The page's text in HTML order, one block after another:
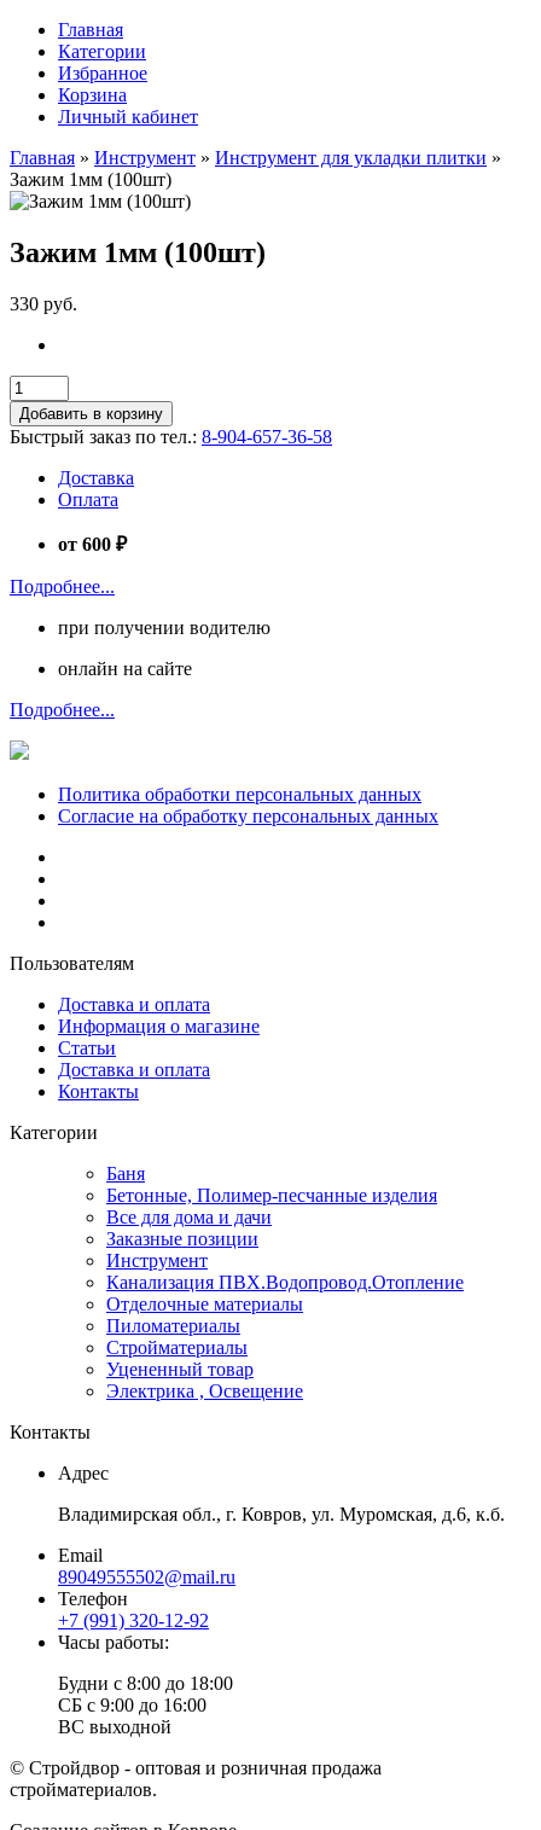
Главная
Категории
Избранное
Корзина
Личный кабинет
Главная » Инструмент » Инструмент для укладки плитки »
Зажим 1мм (100шт)
Зажим 1мм (100шт)
330 руб.
Добавить в корзину
Быстрый заказ по тел.: 8-904-657-36-58
Доставка
Оплата
от 600 ₽
Подробнее...
при получении водителю
онлайн на сайте
Подробнее...
Политика обработки персональных данных
Согласие на обработку персональных данных
Пользователям
Доставка и оплата
Информация о магазине
Статьи
Доставка и оплата
Контакты
Категории
Баня
Бетонные, Полимер-песчанные изделия
Все для дома и дачи
Заказные позиции
Инструмент
Канализация ПВХ.Водопровод.Отопление
Отделочные материалы
Пиломатериалы
Стройматериалы
Уцененный товар
Электрика , Освещение
Контакты
Адрес
Владимирская обл., г. Ковров, ул. Муромская, д.6, к.б.
Email
89049555502@mail.ru
Телефон
+7 (991) 320-12-92
Часы работы:
Будни с 8:00 до 18:00
СБ с 9:00 до 16:00
ВС выходной
© Стройдвор - оптовая и розничная продажа
стройматериалов.